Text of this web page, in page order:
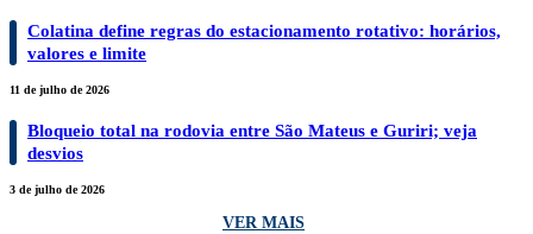
Colatina define regras do estacionamento rotativo: horários,
valores e limite
11 de julho de 2026
Bloqueio total na rodovia entre São Mateus e Guriri; veja
desvios
3 de julho de 2026
VER MAIS